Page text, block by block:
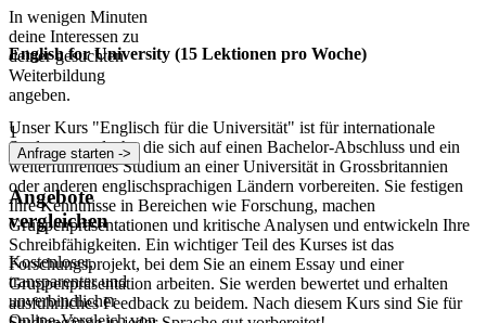
English for University (15 Lektionen pro Woche)
Unser Kurs "Englisch für die Universität" ist für internationale
Studenten gedacht, die sich auf einen Bachelor-Abschluss und ein
weiterführendes Studium an einer Universität in Grossbritannien
oder anderen englischsprachigen Ländern vorbereiten. Sie festigen
Ihre Kenntnisse in Bereichen wie Forschung, machen
Gruppenpräsentationen und kritische Analysen und entwickeln Ihre
Schreibfähigkeiten. Ein wichtiger Teil des Kurses ist das
Forschungsprojekt, bei dem Sie an einem Essay und einer
Gruppenpräsentation arbeiten. Sie werden bewertet und erhalten
ausführliches Feedback zu beidem. Nach diesem Kurs sind Sie für
In wenigen Minuten
deine Interessen zu
deiner gesuchten
Weiterbildung
angeben.
1
Anfrage starten ->
Angebote
vergleichen
Kostenloser,
transparenter und
unverbindlicher